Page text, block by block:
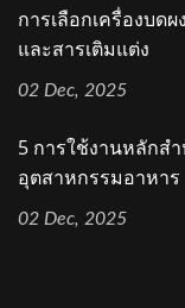
การเลือกเครื่องบด
และสารเติมแต่ง
02 Dec, 2025
5 การใช้งานหลักส
อุตสาหกรรมอาหาร
02 Dec, 2025